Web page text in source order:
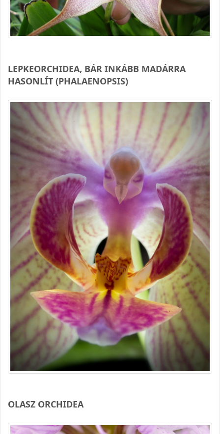
LEPKEORCHIDEA, BÁR INKÁBB MADÁRRA
HASONLÍT (PHALAENOPSIS)
OLASZ ORCHIDEA